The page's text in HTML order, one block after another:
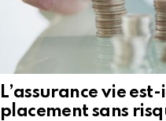
L’assurance vie
placement sans